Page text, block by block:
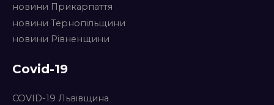
новини Прикарпаття
новини Тернопільщини
новини Рівненщини
Covid-19
COVID-19 Львівщина